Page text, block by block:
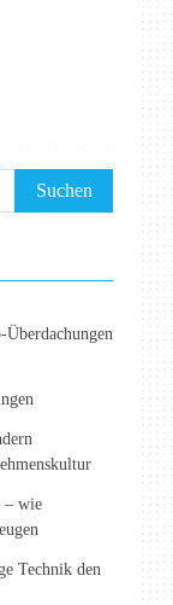
– wie
Technik den